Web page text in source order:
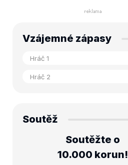
Vzájemné zápasy
Soutěž
Soutěžte o
10.000 korun!